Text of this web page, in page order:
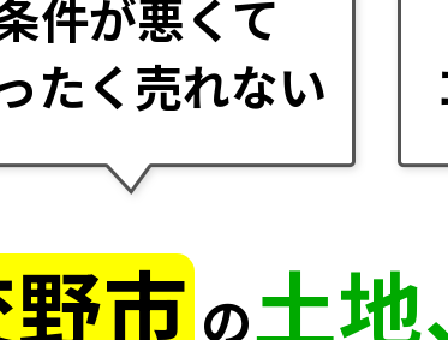
件が悪くて
たく売れない
市 の土地